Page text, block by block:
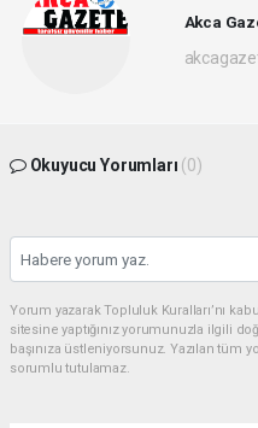
Akca
Okuyucu Yorumları (0)
Yorum yazarak Topluluk Kuralları’nı
sitesine yaptığınız yorumunuzla ilgili
başınıza üstleniyorsunuz. Yazılan
sorumlu tutulamaz.